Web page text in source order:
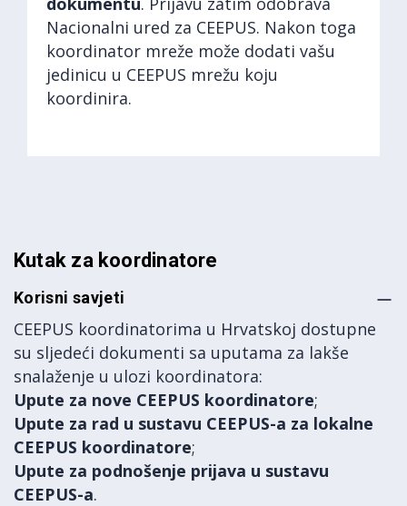
Nacionalni ured za CEEPUS. Nakon toga
koordinator mreže može dodati vašu
jedinicu u CEEPUS mrežu koju
koordinira.
Kutak za koordinatore
Korisni savjeti
CEEPUS koordinatorima u Hrvatskoj dostupne
su sljedeći dokumenti sa uputama za lakše
snalaženje u ulozi koordinatora:
Upute za nove CEEPUS koordinatore;
Upute za rad u sustavu CEEPUS-a za lokalne
CEEPUS koordinatore;
Upute za podnošenje prijava u sustavu
CEEPUS-a.